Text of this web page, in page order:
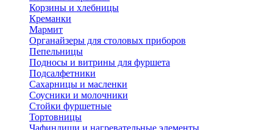
Корзины и хлебницы
Креманки
Мармит
Органайзеры для столовых приборов
Пепельницы
Подносы и витрины для фуршета
Подсалфетники
Сахарницы и масленки
Соусники и молочники
Стойки фуршетные
Тортовницы
Чафиндиши и нагревательные элементы